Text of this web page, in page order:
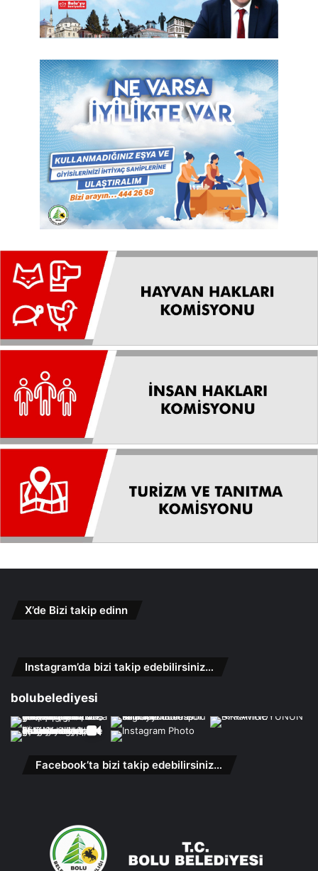
X’de Bizi takip edinn
Instagram’da bizi takip edebilirsiniz…
bolubelediyesi
Facebook’ta bizi takip edebilirsiniz…